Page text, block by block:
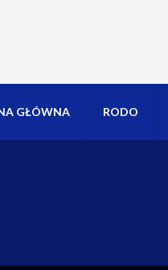
GŁÓWNA RODO